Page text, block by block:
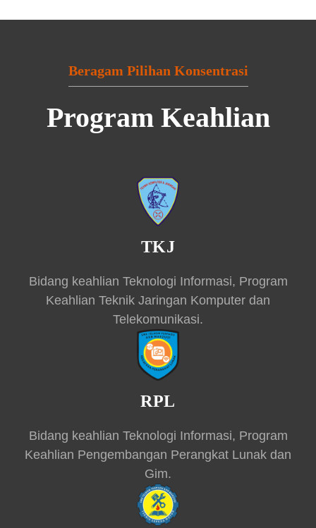
Beragam Pilihan Konsentrasi
Program Keahlian
TKJ
Bidang keahlian Teknologi Informasi, Program
Keahlian Teknik Jaringan Komputer dan
Telekomunikasi.
RPL
Bidang keahlian Teknologi Informasi, Program
Keahlian Pengembangan Perangkat Lunak dan
Gim.